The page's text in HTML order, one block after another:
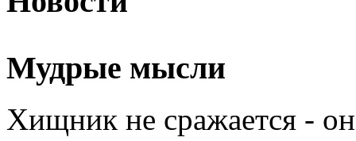
Мудрые мысли
Хищник не сражается - он